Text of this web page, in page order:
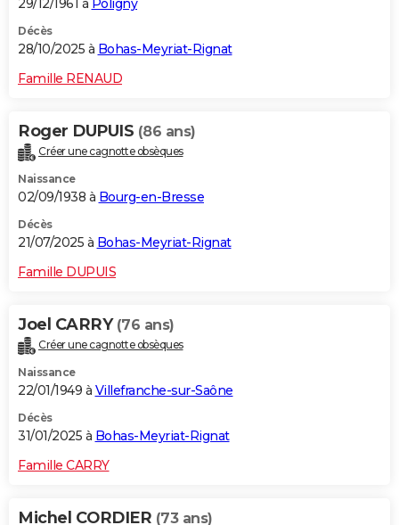
GUIDES D'ACHAT
BONS PLANS
CARTE DE VOEUX
Dictionnaire
Biographies
Citations
Expressions
Proverbes
PROGRAMME TV
COPAINS D'AVANT
S'inscrire
Se connecter
Lycées
Collèges
Primaires
Universités
Entreprises
Service militaire
Avis de recherche
AVIS DE DÉCÈS
29/12/1961 à Poligny
Décès
28/10/2025 à Bohas-Meyriat-Rignat
Famille RENAUD
Roger DUPUIS (86 ans)
Créer une cagnotte obsèques
Naissance
02/09/1938 à Bourg-en-Bresse
Décès
21/07/2025 à Bohas-Meyriat-Rignat
Famille DUPUIS
Joel CARRY (76 ans)
Créer une cagnotte obsèques
Naissance
22/01/1949 à Villefranche-sur-Saône
Décès
31/01/2025 à Bohas-Meyriat-Rignat
Famille CARRY
Michel CORDIER (73 ans)